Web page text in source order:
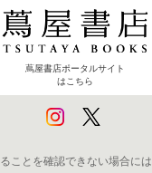
蔦屋書店ポータルサイト
はこちら
ことを確認できない場合に